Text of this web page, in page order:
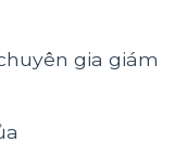
gia giám